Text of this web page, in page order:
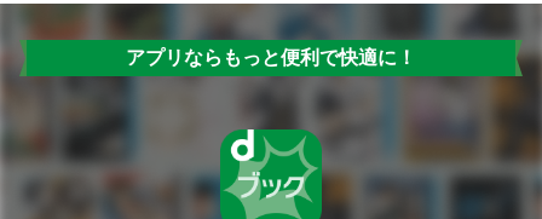
アプリならもっと便利で快適に！